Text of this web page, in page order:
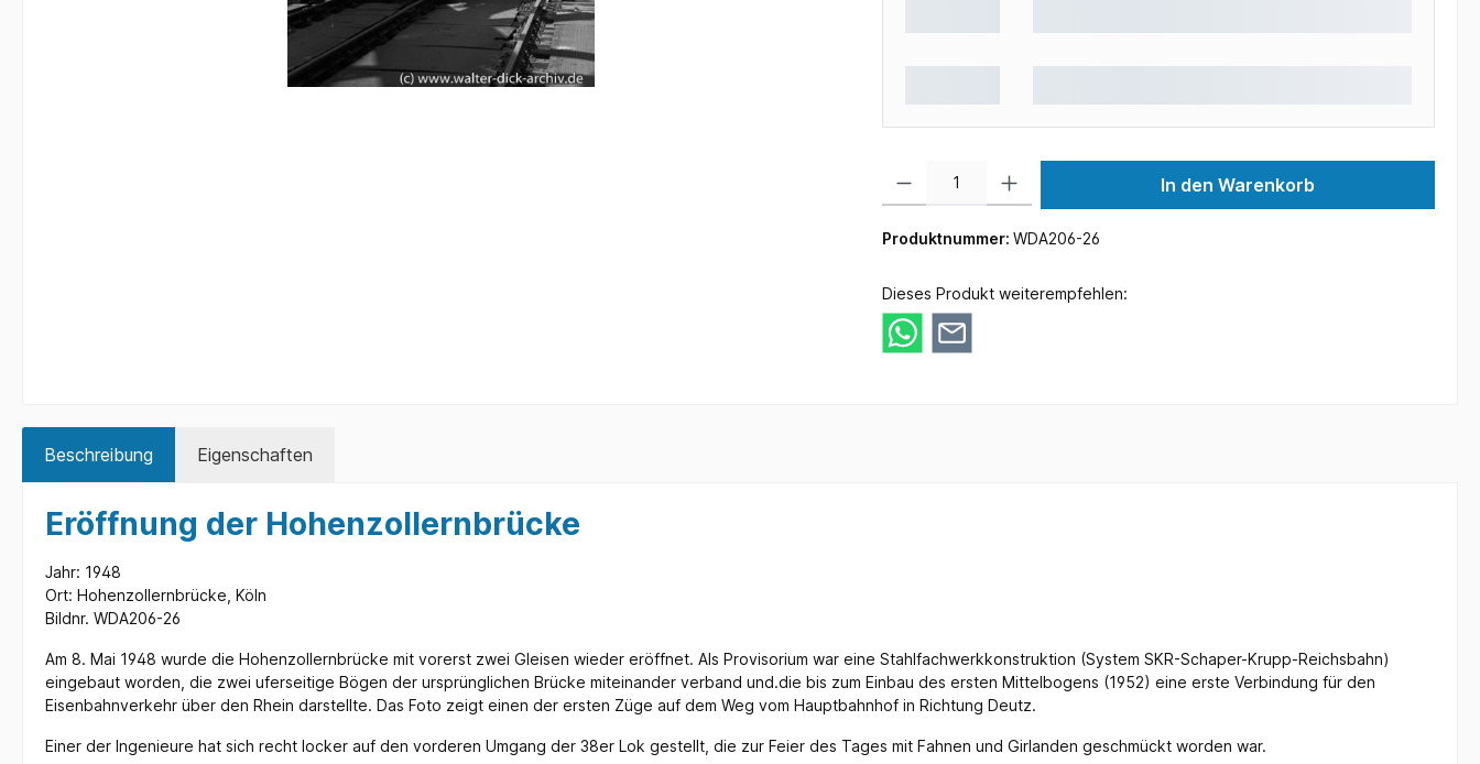
In den Warenkorb
Produktnummer: WDA206-26
Dieses Produkt weiterempfehlen:
Beschreibung Eigenschaften
Eröffnung der Hohenzollernbrücke
Jahr: 1948
Ort: Hohenzollernbrücke, Köln
Bildnr. WDA206-26
Am 8. Mai 1948 wurde die Hohenzollernbrücke mit vorerst zwei Gleisen wieder eröffnet. Als Provisorium war eine Stahlfachwerkkonstruktion (System SKR-Schaper-Krupp-Reichsbahn)
eingebaut worden, die zwei uferseitige Bögen der ursprünglichen Brücke miteinander verband und.die bis zum Einbau des ersten Mittelbogens (1952) eine erste Verbindung für den
Eisenbahnverkehr über den Rhein darstellte. Das Foto zeigt einen der ersten Züge auf dem Weg vom Hauptbahnhof in Richtung Deutz.
Einer der Ingenieure hat sich recht locker auf den vorderen Umgang der 38er Lok gestellt, die zur Feier des Tages mit Fahnen und Girlanden geschmückt worden war.